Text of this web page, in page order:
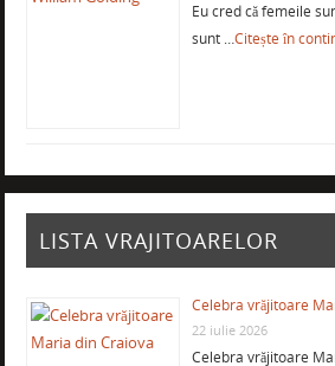
Eu cred că femeile
sunt …Citește în
LISTA VRAJITOARELOR
Celebra vrăjitoare
22 iulie 2026
Celebra vrăjitoare